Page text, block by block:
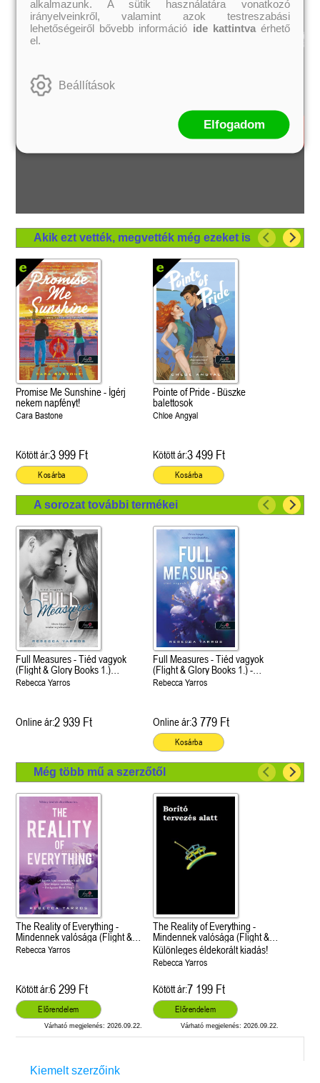
Akik ezt vették, megvették még ezeket is
Promise Me Sunshine - Ígérj
nekem napfényt!
Cara Bastone
Kötött ár:3 999 Ft
Kosárba
Pointe of Pride - Büszke
balettosok
Chloe Angyal
Kötött ár:3 499 Ft
Kosárba
A sorozat további termékei
Full Measures - Tiéd vagyok
(Flight & Glory Books 1.)
Önállóan is olvasható!
Rebecca Yarros
Online ár:2 939 Ft
Full Measures - Tiéd vagyok
(Flight & Glory Books 1.) -
Önállóan is olvasható!
Rebecca Yarros
Online ár:3 779 Ft
Kosárba
Még több mű a szerzőtől
The Reality of Everything -
Mindennek valósága (Flight &
Glory 5.)
Rebecca Yarros
Kötött ár:6 299 Ft
Előrendelem
Várható megjelenés: 2026.09.22.
The Reality of Everything -
Mindennek valósága (Flight &
Glory 5.)
Különleges éldekorált kiadás!
Rebecca Yarros
Kötött ár:7 199 Ft
Előrendelem
Várható megjelenés: 2026.09.22.
Kiemelt szerzőink
alkalmazunk. A sütik használatára vonatkozó
irányelveinkről, valamint azok testreszabási
lehetőségeiről bővebb információ ide kattintvaérhető
el.
Beállítások
Elfogadom